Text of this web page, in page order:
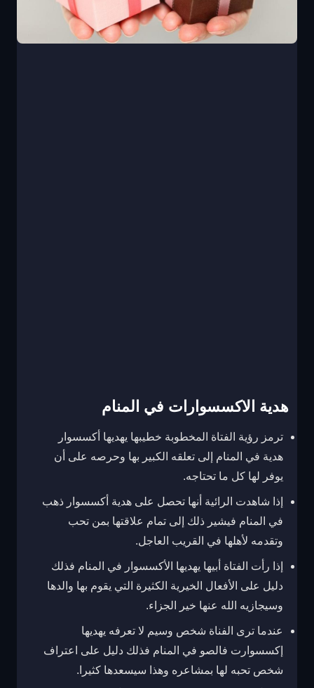
هدية الاكسسوارات في المنام
ترمز رؤية الفتاة المخطوبة خطيبها يهديها أكسسوار
هدية في المنام إلى تعلقه الكبير بها وحرصه على أن
يوفر لها كل ما تحتاجه.
إذا شاهدت الرائية أنها تحصل على هدية أكسسوار ذهب
في المنام فيشير ذلك إلى تمام علاقتها بمن تحب
وتقدمه لأهلها في القريب العاجل.
إذا رأت الفتاة أبيها يهديها الأكسسوار في المنام فذلك
دليل على الأفعال الخيرية الكثيرة التي يقوم بها والدها
وسيجازيه الله عنها خير الجزاء.
عندما ترى الفناة شخص وسيم لا تعرفه يهديها
إكسسوارت فالصو في المنام فذلك دليل على اعتراف
شخص تحبه لها بمشاعره وهذا سيسعدها كثيرا.